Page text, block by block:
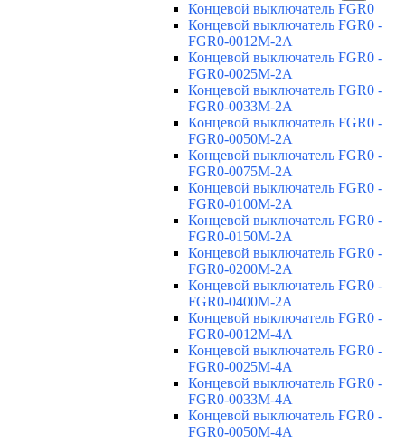
Концевой выключатель FGR0
Концевой выключатель FGR0 -
FGR0-0012M-2A
Концевой выключатель FGR0 -
FGR0-0025M-2A
Концевой выключатель FGR0 -
FGR0-0033M-2A
Концевой выключатель FGR0 -
FGR0-0050M-2A
Концевой выключатель FGR0 -
FGR0-0075M-2A
Концевой выключатель FGR0 -
FGR0-0100M-2A
Концевой выключатель FGR0 -
FGR0-0150M-2A
Концевой выключатель FGR0 -
FGR0-0200M-2A
Концевой выключатель FGR0 -
FGR0-0400M-2A
Концевой выключатель FGR0 -
FGR0-0012M-4A
Концевой выключатель FGR0 -
FGR0-0025M-4A
Концевой выключатель FGR0 -
FGR0-0033M-4A
Концевой выключатель FGR0 -
FGR0-0050M-4A